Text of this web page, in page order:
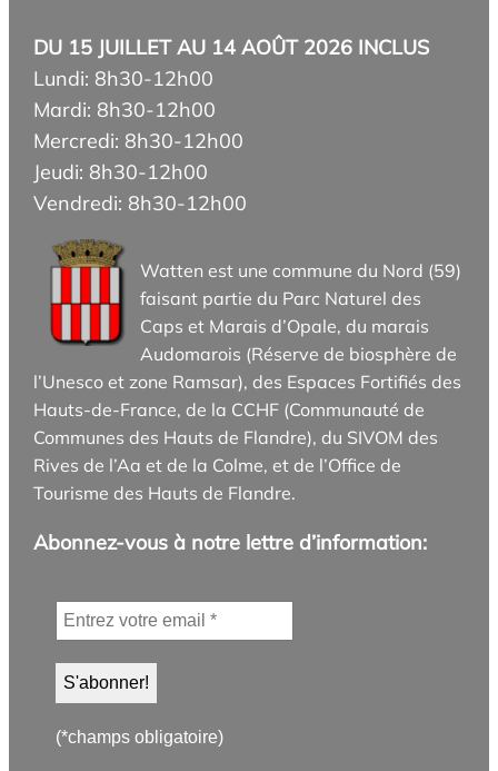
DU 15 JUILLET AU 14 AOÛT 2026 INCLUS
Lundi: 8h30-12h00
Mardi: 8h30-12h00
Mercredi: 8h30-12h00
Jeudi: 8h30-12h00
Vendredi: 8h30-12h00
Watten est une commune du Nord (59)
faisant partie du Parc Naturel des
Caps et Marais d’Opale, du marais
Audomarois (Réserve de biosphère de
l’Unesco et zone Ramsar), des Espaces Fortifiés des
Hauts-de-France, de la CCHF (Communauté de
Communes des Hauts de Flandre), du SIVOM des
Rives de l’Aa et de la Colme, et de l’Office de
Tourisme des Hauts de Flandre.
Abonnez-vous à notre lettre d’information:
(*champs obligatoire)